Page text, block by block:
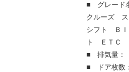
■ グレード
クルーズ
シフト Ｂｌ
ト ＥＴＣ
■ 排気量：
■ ドア枚数